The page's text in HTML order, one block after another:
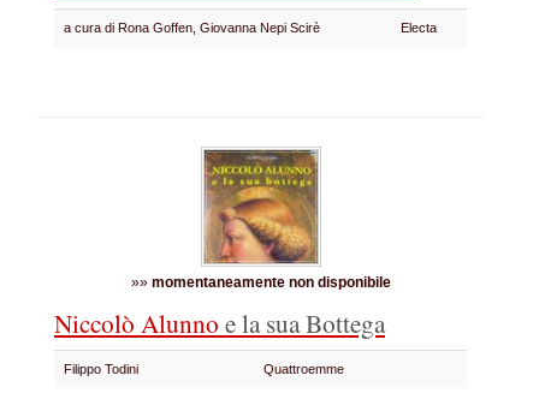
a cura di Rona Goffen, Giovanna Nepi Scirè Electa
»» momentaneamente non disponibile
Niccolò Alunno e la sua Bottega
Filippo Todini Quattroemme